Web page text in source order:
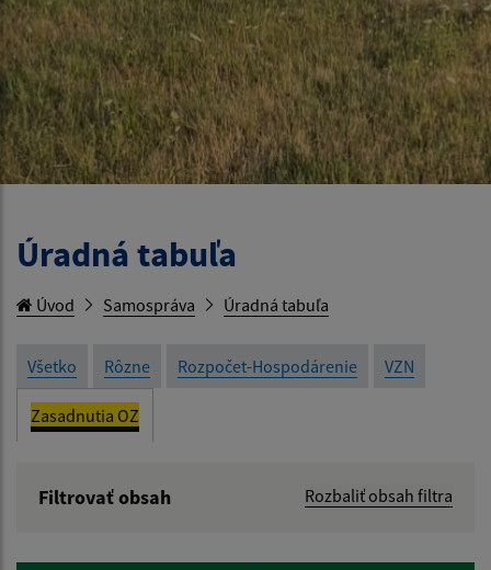
Úradná tabuľa
Úvod Samospráva Úradná tabuľa
Všetko Rôzne Rozpočet-Hospodárenie VZN
Zasadnutia OZ
Filtrovať obsah Rozbaliť obsah filtra